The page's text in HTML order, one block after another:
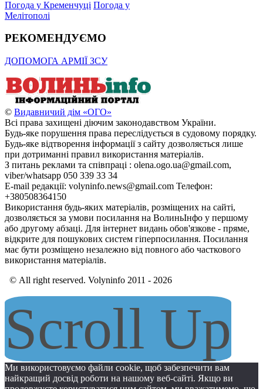
Погода у Кременчуці Погода у
Мелітополі
РЕКОМЕНДУЄМО
ДОПОМОГА АРМІЇ ЗСУ
© Видавничий дім «ОГО»
Всі права захищені діючим законодавством України.
Будь-яке порушення права переслідується в судовому порядку.
Будь-яке відтворення інформації з сайту дозволяється лише
при дотриманні правил використання матеріалів.
З питань реклами та співпраці : olena.ogo.ua@gmail.com,
viber/whatsapp 050 339 33 34
E-mail редакції: volyninfo.news@gmail.com Телефон:
+380508364150
Використання будь-яких матеріалів, розміщених на сайті,
дозволяється за умови посилання на ВолиньІнфо у першому
або другому абзаці. Для інтернет видань обов'язкове - пряме,
відкрите для пошукових систем гіперпосилання. Посилання
має бути розміщено незалежно від повного або часткового
використання матеріалів.
© All right reserved. Volyninfo 2011 - 2026
Scroll Up
Ми використовуємо файли cookie, щоб забезпечити вам
найкращий досвід роботи на нашому веб-сайті. Якщо ви